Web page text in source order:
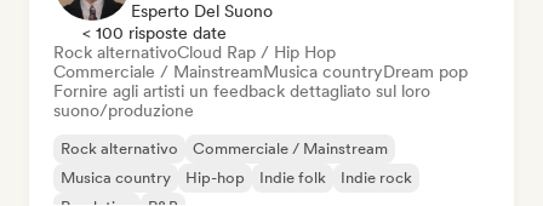
Esperto Del Suono
< 100 risposte date
Rock alternativoCloud Rap / Hip Hop
Commerciale / MainstreamMusica countryDream pop
Fornire agli artisti un feedback dettagliato sul loro
suono/produzione
Rock alternativo
Commerciale / Mainstream
Musica country
Hip-hop Indie folk
Indie rock